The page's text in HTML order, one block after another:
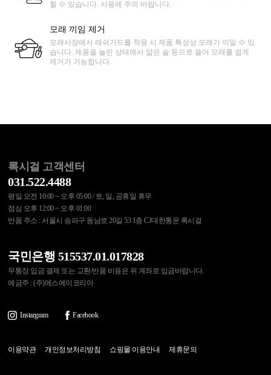
할 수 있습니다. 사용에 주의 바랍니다.
모래 끼임 제거
모래사장에서 래쉬가드를 착용 시 제품 특성상 모래가 끼일 수 있
습니다. 제품을 늘린 상태에서 얇은 솔 등으로 쓸어 모래를 쉽게
제거가 가능합니다.
록시걸 고객센터
031.522.4488
평일 오전 10:00 ~ 오후 05:00 / 토, 일, 공휴일 휴무
점심 오후 12:00 ~ 오후 01:00
반품 주소 : 서울시 송파구 동남로 20길 53 1층 CJ대한통운 록시걸
국민은행 515537.01.017828
무통장 입금 결제 또는 교환/반품 비용은 위 계좌로 입금바랍니다.
예금주 : (주)에스에이코리아
Instargram Facebook
이용약관 개인정보처리방침 쇼핑몰 이용안내 제휴문의